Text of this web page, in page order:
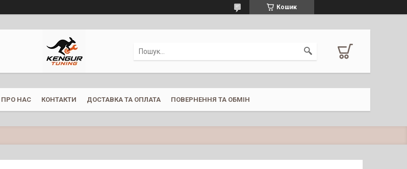
Кошик
ПРО НАС КОНТАКТИ ДОСТАВКА ТА ОПЛАТА ПОВЕРНЕННЯ ТА ОБМІН